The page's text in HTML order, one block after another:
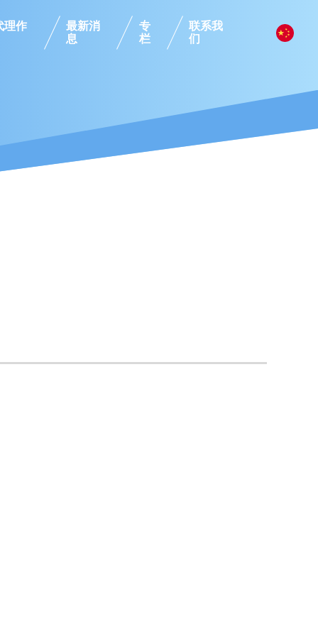
理作
最新消
息
专
栏
联系我
们